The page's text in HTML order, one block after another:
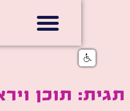
תוכן ויראלי